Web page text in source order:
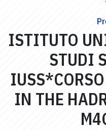
ISTITUTO
STUDI
IN THE